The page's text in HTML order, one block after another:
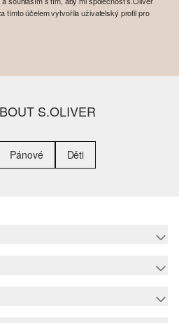
tímto účelem vytvořila uživatelský profil pro
S.OLIVER
Pánové Děti